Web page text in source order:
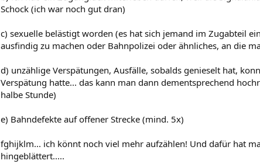
Schock (ich war noch gut dran)
c) sexuelle belästigt worden (es hat sich jemand im Zugabteil
ausfindig zu machen oder Bahnpolizei oder ähnliches, an die
d) unzählige Verspätungen, Ausfälle, sobalds genieselt hat,
Verspätung hatte... das kann man dann dementsprechend
halbe Stunde)
e) Bahndefekte auf offener Strecke (mind. 5x)
fghijklm... ich könnt noch viel mehr aufzählen! Und dafür hat
hingeblättert.....